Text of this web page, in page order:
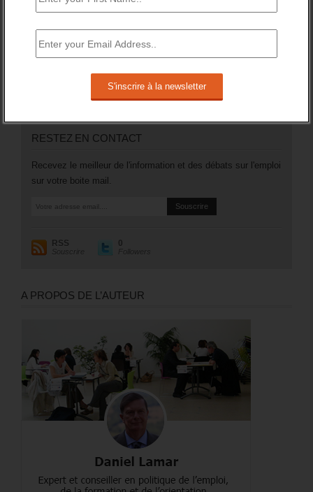
Mais surtout, en catégorie A, le nombre des inscrits (sans
106 200 (soit +3,5%).
Plus généralement, le nombre des inscrits tenus de
rechercher un emploi (A, B ou C) aura augmenté de 97 200
sur un an (soit +1,8%).
RESTEZ EN CONTACT
Recevez le meilleur de l'information et des débats sur l'emploi
sur votre boite mail.
RSS
Souscrire
0
Followers
A PROPOS DE L’AUTEUR